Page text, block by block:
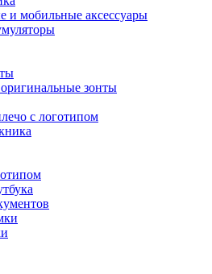
и мобильные аксессуары
зонты
с логотипом